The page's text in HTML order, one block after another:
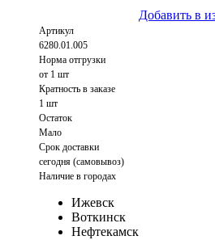
Добавить в
Артикул
6280.01.005
Норма отгрузки
от 1 шт
Кратность в заказе
1 шт
Остаток
Мало
Срок доставки
cегодня (самовывоз)
Наличие в городах
Ижевск
Воткинск
Нефтекамск